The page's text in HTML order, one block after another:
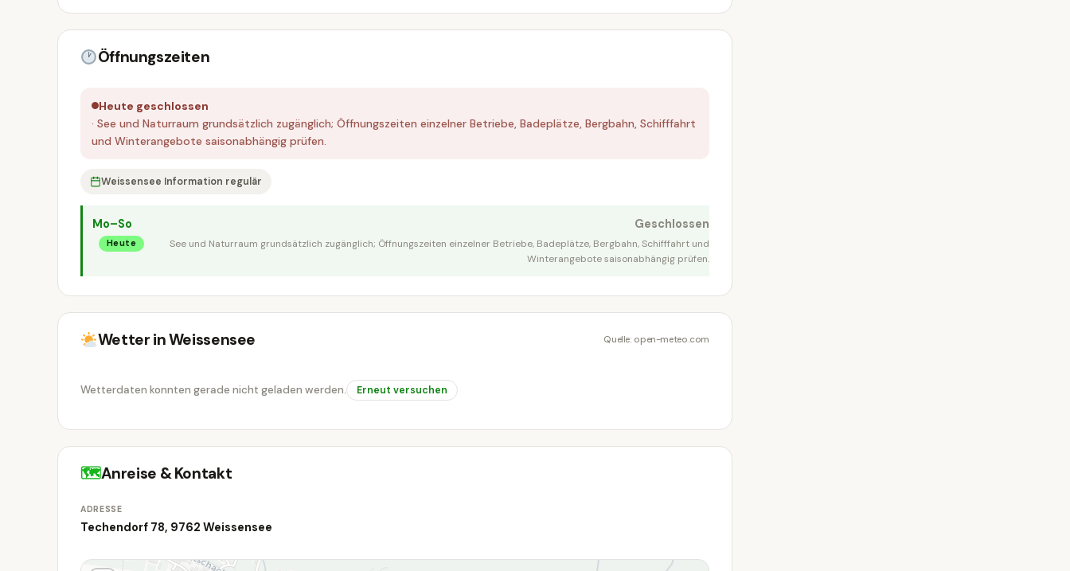
Öffnungszeiten
Heute geschlossen
· See und Naturraum grundsätzlich zugänglich; Öffnungszeiten einzelner Betriebe, Badeplätze, Bergbahn, Schifffahrt
und Winterangebote saisonabhängig prüfen.
Weissensee Information regulär
Mo–So
Heute
Geschlossen
See und Naturraum grundsätzlich zugänglich; Öffnungszeiten einzelner Betriebe, Badeplätze, Bergbahn, Schifffahrt und
Winterangebote saisonabhängig prüfen.
Wetter in Weissensee Quelle: open-meteo.com
Wetterdaten konnten gerade nicht geladen werden. Erneut versuchen
🗺Anreise & Kontakt
ADRESSE
Techendorf 78, 9762 Weissensee